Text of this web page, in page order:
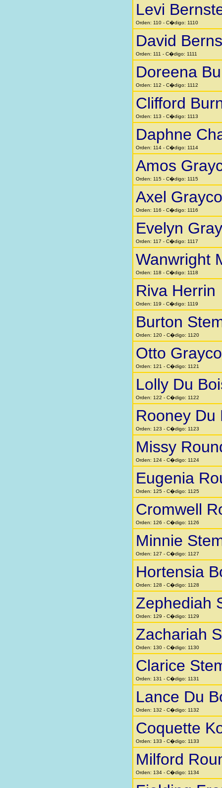
Levi
Orden: 110 - C�digo: 1110
David
Orden: 111 - C�digo: 1111
Doreena
Orden: 112 - C�digo: 1112
Clifford
Orden: 113 - C�digo: 1113
Daphne
Orden: 114 - C�digo: 1114
Amos
Orden: 115 - C�digo: 1115
Axel
Orden: 116 - C�digo: 1116
Evelyn
Orden: 117 - C�digo: 1117
Wanwright
Orden: 118 - C�digo: 1118
Riva Herrin
Orden: 119 - C�digo: 1119
Burton
Orden: 120 - C�digo: 1120
Otto
Orden: 121 - C�digo: 1121
Lolly Du
Orden: 122 - C�digo: 1122
Rooney Du
Orden: 123 - C�digo: 1123
Missy
Orden: 124 - C�digo: 1124
Eugenia
Orden: 125 - C�digo: 1125
Cromwell
Orden: 126 - C�digo: 1126
Minnie
Orden: 127 - C�digo: 1127
Hortensia
Orden: 128 - C�digo: 1128
Zephediah
Orden: 129 - C�digo: 1129
Zachariah
Orden: 130 - C�digo: 1130
Clarice
Orden: 131 - C�digo: 1131
Lance Du
Orden: 132 - C�digo: 1132
Coquette
Orden: 133 - C�digo: 1133
Milford
Orden: 134 - C�digo: 1134